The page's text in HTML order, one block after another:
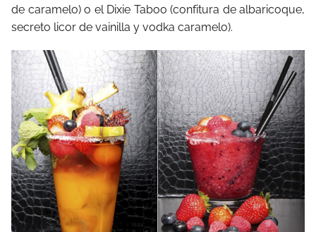
de caramelo) o el Dixie Taboo (confitura de albaricoque,
secreto licor de vainilla y vodka caramelo).